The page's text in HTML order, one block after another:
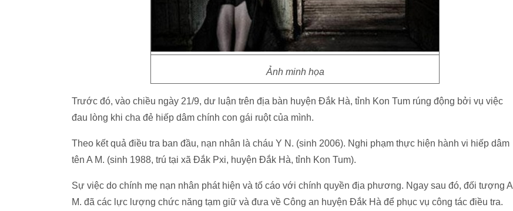
Ảnh minh họa
Trước đó, vào chiều ngày 21/9, dư luận trên địa bàn huyện Đắk Hà, tỉnh Kon Tum rúng động bởi vụ việc
đau lòng khi cha đẻ hiếp dâm chính con gái ruột của mình.
Theo kết quả điều tra ban đầu, nạn nhân là cháu Y N. (sinh 2006). Nghi phạm thực hiện hành vi hiếp dâm
tên A M. (sinh 1988, trú tại xã Đắk Pxi, huyện Đắk Hà, tỉnh Kon Tum).
Sự việc do chính mẹ nạn nhân phát hiện và tố cáo với chính quyền địa phương. Ngay sau đó, đối tượng A
M. đã các lực lượng chức năng tạm giữ và đưa về Công an huyện Đắk Hà để phục vụ công tác điều tra.